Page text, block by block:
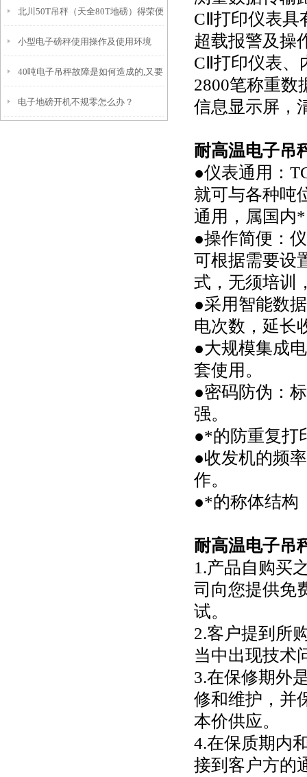
云港轨道秤）泗洪60T汽车衡维修
北川50T吊秤（天全80T地磅）得荣便
携式地磅）自流井50T汽车衡维修
小型电子磅秤使用操作及使用环境
40吨电子吊秤故障是如何造成的,又要
如何正确的查找维修
电子地磅开机不规零怎么办？
CⅡ打印仪表
超载报警及操
CⅡ打印仪表
2800笔称重数
信息显示屏，
耐高温电子吊
●仪表通用：
就可与各种吨
通用，属国内
●操作简便：
可根据需要设
式，无须培训
●采用智能数
电次数，延长
●大规模集成
套使用。
●密码防伪：
强。
●*的防重复打
●收发机的频
作。
●*的称体结构
耐高温电子吊
1.产品自购买
司向您提供免
试。
2.客户提到所
当中出现技术
3.在保修期外
修和维护，并
本价供应。
4.在保质期内
接到客户方的